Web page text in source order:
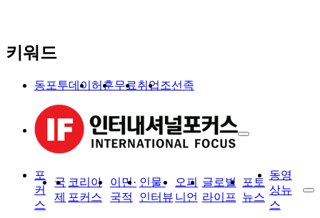
키워드
동포투데이 허훈무료취업조선족
포
커
스
국
제
코리아
포커스
이민·
국적
인물·
인터뷰
오피
니언
글로벌
라이프
포토
뉴스
동영
상뉴
스